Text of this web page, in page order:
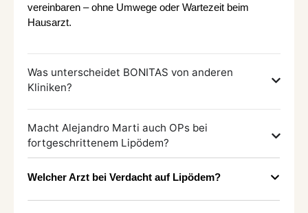
vereinbaren – ohne Umwege oder Wartezeit beim
Hausarzt.
Was unterscheidet BONITAS von anderen
Kliniken?
Macht Alejandro Marti auch OPs bei
fortgeschrittenem Lipödem?
Welcher Arzt bei Verdacht auf Lipödem?